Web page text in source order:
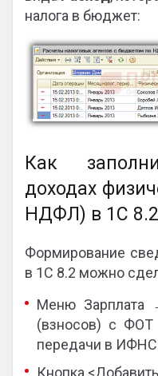
налога в бюджет:
Как
доходах
НДФЛ) в 1С 8.2
Формирование
в 1С 8.2 можно
Меню Зарплата
(взносов) с
передачи в ИФНС